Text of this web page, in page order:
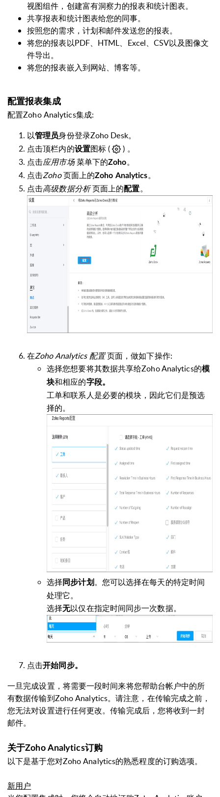
视图组件，创建富有洞察力的报表和统计图表。
共享报表和统计图表给您的同事。
按照您的需求，计划和邮件发送您的报表。
将您的报表以PDF、HTML、Excel、CSV以及图像文
件导出。
将您的报表嵌入到网站、博客等。
配置报表集成
配置ZohoAnalytics集成:
以管理员身份登录Zoho Desk。
点击顶栏内的设置图标 ( ) 。
点击应用市场菜单下的Zoho。
点击Zoho页面上的Zoho Analytics。
点击高级数据分析页面上的配置。
在Zoho Analytics 配置页面，做如下操作:
选择您想要将其数据共享给Zoho Analytics的模
块和相应的字段。
工单和联系人是必要的模块，因此它们是预选
择的。
选择 同步计划。您可以选择在每天的特定时间
处理它。
选择无以仅在指定时间同步一次数据。
点击开始同步。
一旦完成设置，将需要一段时间来将您帮助台帐户中的所
有数据传输到ZohoAnalytics。请注意，在传输完成之前，
您无法对设置进行任何更改。传输完成后，您将收到一封
邮件。
关于Zoho Analytics订购
以下是基于您对ZohoAnalytics的熟悉程度的订购选项。
新用户